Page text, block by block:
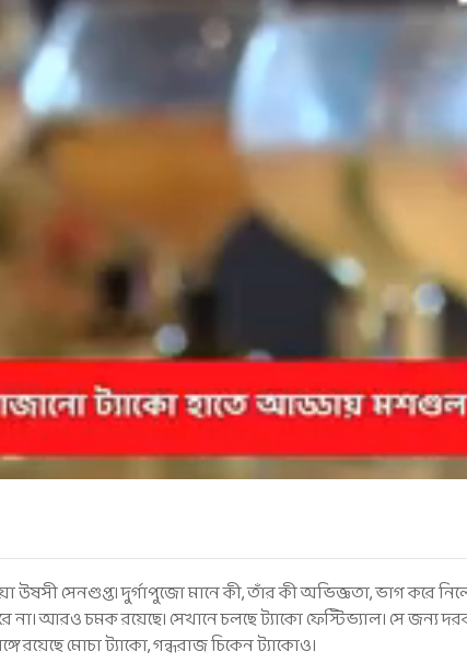
উষসী সেনগুপ্ত। দুর্গাপুজো মানে কী, তাঁর কী অভিজ্ঞতা, ভাগ করে
না। আরও চমক রয়েছে। সেখানে চলছে ট্যাকো ফেস্টিভ্যাল। সে জন্য
রয়েছে মোচা ট্যাকো, গন্ধরাজ চিকেন ট্যাকোও।